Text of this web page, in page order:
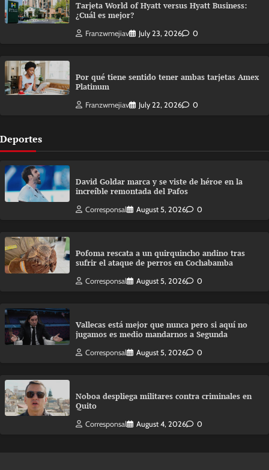
Tarjeta World of Hyatt versus Hyatt Business:
¿Cuál es mejor?
Franzwmejiav July 23, 2026 0
Por qué tiene sentido tener ambas tarjetas Amex
Platinum
Franzwmejiav July 22, 2026 0
Deportes
David Goldar marca y se viste de héroe en la
increíble remontada del Pafos
Corresponsal August 5, 2026 0
Pofoma rescata a un quirquincho andino tras
sufrir el ataque de perros en Cochabamba
Corresponsal August 5, 2026 0
Vallecas está mejor que nunca pero si aquí no
jugamos es medio mandarnos a Segunda
Corresponsal August 5, 2026 0
Noboa despliega militares contra criminales en
Quito
Corresponsal August 4, 2026 0